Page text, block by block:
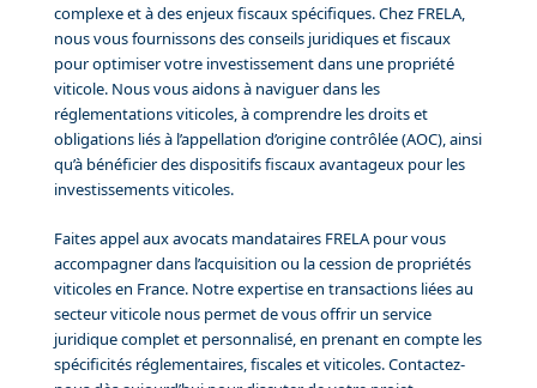
complexe et à des enjeux fiscaux spécifiques. Chez FRELA,
nous vous fournissons des conseils juridiques et fiscaux
pour optimiser votre investissement dans une propriété
viticole. Nous vous aidons à naviguer dans les
réglementations viticoles, à comprendre les droits et
obligations liés à l’appellation d’origine contrôlée (AOC), ainsi
qu’à bénéficier des dispositifs fiscaux avantageux pour les
investissements viticoles.
Faites appel aux avocats mandataires FRELA pour vous
accompagner dans l’acquisition ou la cession de propriétés
viticoles en France. Notre expertise en transactions liées au
secteur viticole nous permet de vous offrir un service
juridique complet et personnalisé, en prenant en compte les
spécificités réglementaires, fiscales et viticoles. Contactez-